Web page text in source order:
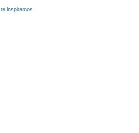
te inspiramos